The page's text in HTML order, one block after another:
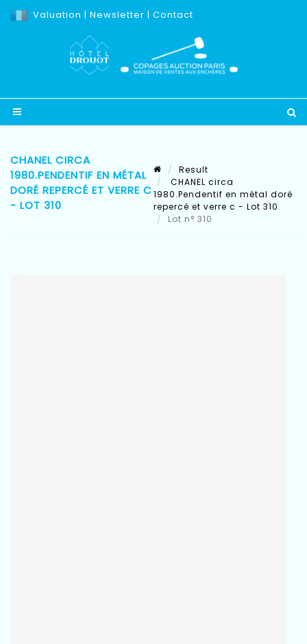
Valuation | Newsletter | Contact
CHANEL CIRCA
1980.PENDENTIF EN MÉTAL
DORÉ REPERCÉ ET VERRE C
- LOT 310
Result
CHANEL circa
1980.Pendentif en métal doré
repercé et verre c - Lot 310
Lot n° 310